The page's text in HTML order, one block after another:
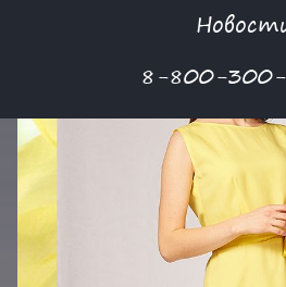
8-800-